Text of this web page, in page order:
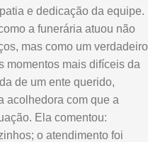
e dedicação da equipe.
a funerária atuou não
mas como um verdadeiro
momentos mais difíceis da
de um ente querido,
acolhedora com que a
Ela comentou:
o atendimento foi